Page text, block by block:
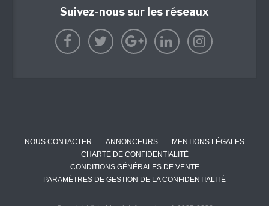
Suivez-nous sur les réseaux
NOUS CONTACTER ANNONCEURS
MENTIONS LÉGALES
CHARTE DE CONFIDENTIALITÉ
CONDITIONS GÉNÉRALES DE VENTE
PARAMÈTRES DE GESTION DE LA CONFIDENTIALITÉ